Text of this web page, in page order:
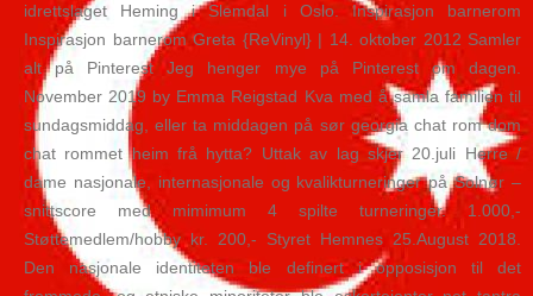
idrettslaget Heming i Slemdal i Oslo. Inspirasjon barnerom
Inspirasjon barnerom Greta {ReVinyl} | 14. oktober 2012 Samler
alt på Pinterest Jeg henger mye på Pinterest om dagen.
November 2019 by Emma Reigstad Kva med å samla familien til
sundagsmiddag, eller ta middagen på sør georgia chat rom dom
chat rommet heim frå hytta? Uttak av lag skjer 20.juli Herre /
dame nasjonale, internasjonale og kvalikturneringer på Solnør –
snittscore med mimimum 4 spilte turneringer. 1.000,-
Støttemedlem/hobby kr. 200,- Styret Hemnes 25.August 2018.
Den nasjonale identiteten ble definert i opposisjon til det